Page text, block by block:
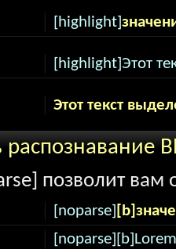
[highlight]
[highlight]Этот
Этот текст
распознавание
позволит вам
[noparse]